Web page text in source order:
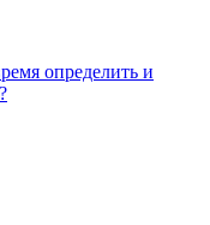
определить и